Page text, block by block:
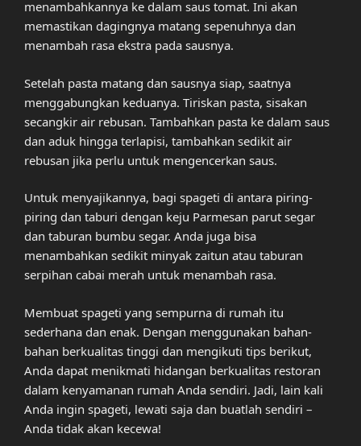
menambahkannya ke dalam saus tomat. Ini akan
memastikan dagingnya matang sepenuhnya dan
menambah rasa ekstra pada sausnya.
Setelah pasta matang dan sausnya siap, saatnya
menggabungkan keduanya. Tiriskan pasta, sisakan
secangkir air rebusan. Tambahkan pasta ke dalam saus
dan aduk hingga terlapisi, tambahkan sedikit air
rebusan jika perlu untuk mengencerkan saus.
Untuk menyajikannya, bagi spageti di antara piring-
piring dan taburi dengan keju Parmesan parut segar
dan taburan bumbu segar. Anda juga bisa
menambahkan sedikit minyak zaitun atau taburan
serpihan cabai merah untuk menambah rasa.
Membuat spageti yang sempurna di rumah itu
sederhana dan enak. Dengan menggunakan bahan-
bahan berkualitas tinggi dan mengikuti tips berikut,
Anda dapat menikmati hidangan berkualitas restoran
dalam kenyamanan rumah Anda sendiri. Jadi, lain kali
Anda ingin spageti, lewati saja dan buatlah sendiri –
Anda tidak akan kecewa!